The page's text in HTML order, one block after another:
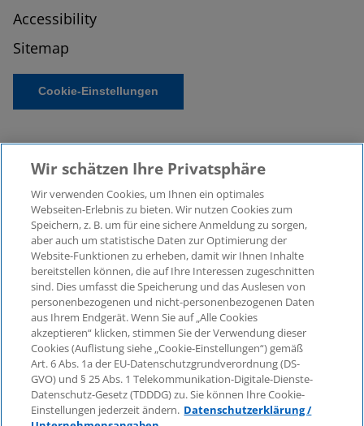
Accessibility
Sitemap
Cookie-Einstellungen
© 2026 KPMG Law Rechtsanwaltsgesellschaft mbH,
associated with KPMG AG
Wirtschaftsprüfungsgesellschaft, a public limited
company under German law and a member of the
global KPMG organisation of independent member
firms affiliated with KPMG International Limited, a
Private English Company Limited by Guarantee. All
rights reserved. For more details on the structure of
KPMG’s global organisation, please visit
https://home.kpmg/governance.
Wir schätzen Ihre Privatsphäre
Wir verwenden Cookies, um Ihnen ein optimales
Webseiten-Erlebnis zu bieten. Wir nutzen Cookies zum
Speichern, z. B. um für eine sichere Anmeldung zu sorgen,
aber auch um statistische Daten zur Optimierung der
Website-Funktionen zu erheben, damit wir Ihnen Inhalte
bereitstellen können, die auf Ihre Interessen zugeschnitten
sind. Dies umfasst die Speicherung und das Auslesen von
personenbezogenen und nicht-personenbezogenen Daten
aus Ihrem Endgerät. Wenn Sie auf „Alle Cookies
akzeptieren“ klicken, stimmen Sie der Verwendung dieser
Cookies (Auflistung siehe „Cookie-Einstellungen“) gemäß
Art. 6 Abs. 1a der EU-Datenschutzgrundverordnung (DS-
GVO) und § 25 Abs. 1 Telekommunikation-Digitale-Dienste-
Datenschutz-Gesetz (TDDDG) zu. Sie können Ihre Cookie-
Einstellungen jederzeit ändern. Datenschutzerklärung /